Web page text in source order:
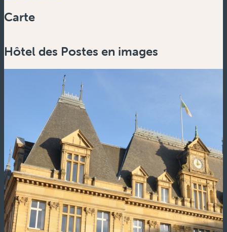
Carte
Zoom
Zoom
Hôtel des Postes en images